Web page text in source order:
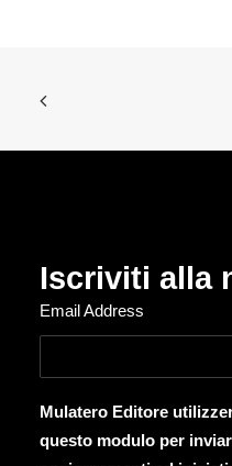
Iscriviti alla
Email Address
Mulatero Editore
questo modulo per